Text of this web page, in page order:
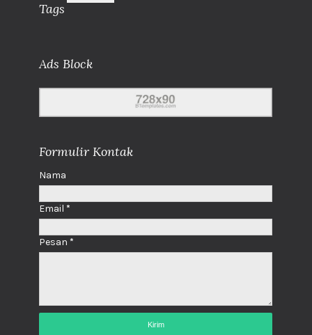
Tags
Ads Block
Formulir Kontak
Nama
Email *
Pesan *